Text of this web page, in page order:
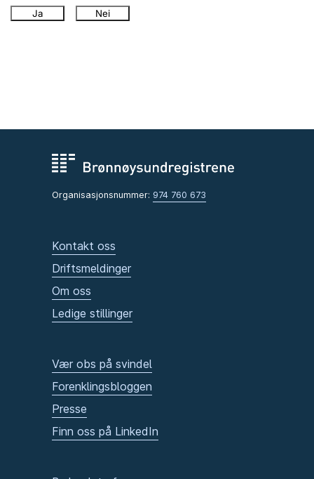
Ja Nei
Organisasjonsnummer: 974 760 673
Kontakt oss
Driftsmeldinger
Om oss
Ledige stillinger
Vær obs på svindel
Forenklingsbloggen
Presse
Finn oss på LinkedIn